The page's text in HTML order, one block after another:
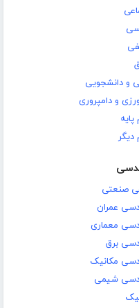
و دانشجویی
و دامپروری
پایه
دیگر
صنعتی
عمران
معماری
برق
مکانیک
شیمی